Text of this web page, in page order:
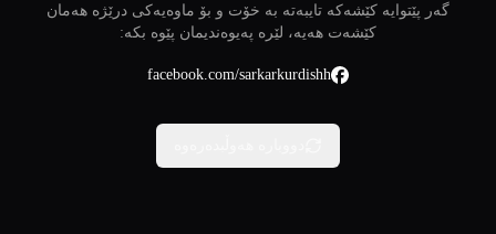
گەر پێتوایە کێشەکە تایبەتە بە خۆت و بۆ ماوەیەکی درێژە هەمان
کێشەت هەیە، لێرە پەیوەندیمان پێوە بکە:
facebook.com/sarkarkurdishh